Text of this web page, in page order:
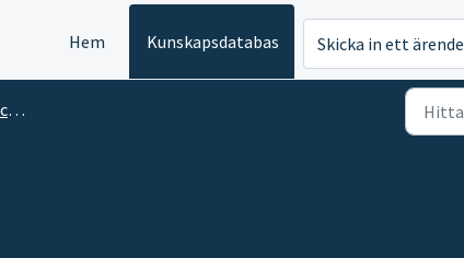
Hem Kunskapsdatabas Skicka in ett ärende